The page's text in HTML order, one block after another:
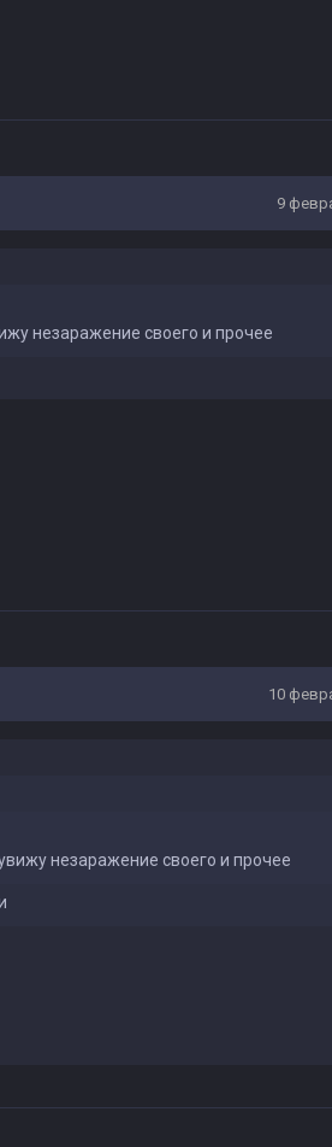
9
незаражение своего и прочее
10
незаражение своего и прочее